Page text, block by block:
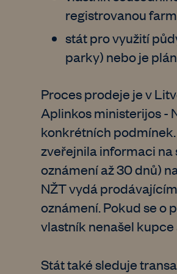
registrovanou
stát pro využití
parky) nebo je
Proces prodeje je v
Aplinkos ministerijos -
konkrétních
zveřejnila informaci
oznámení až 30 dnů)
NŽT vydá
oznámení. Pokud se o
vlastník nenašel
Stát také sleduje